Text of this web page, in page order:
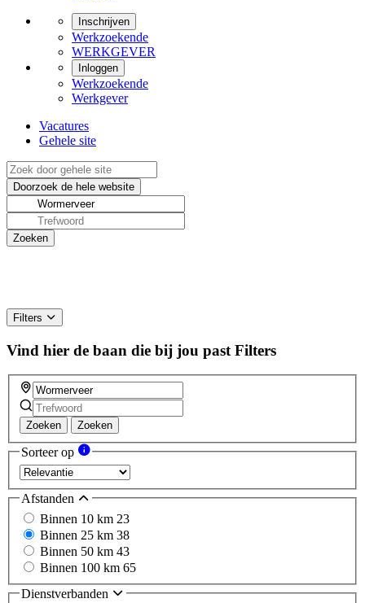
Inschrijven
Werkzoekende
WERKGEVER
Inloggen
Werkzoekende
Werkgever
Vacatures
Gehele site
Filters
Vind hier de baan die bij jou past Filters
Zoeken Zoeken
Sorteer op
Afstanden
Binnen 10 km 23
Binnen 25 km 38
Binnen 50 km 43
Binnen 100 km 65
Dienstverbanden